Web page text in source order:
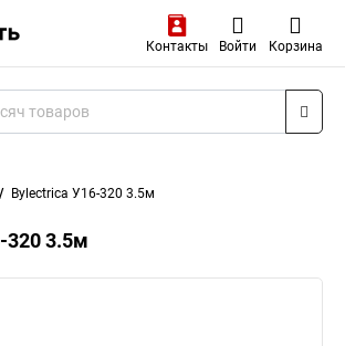
Контакты Войти Корзина
Bylectrica У16-320 3.5м
320 3.5м